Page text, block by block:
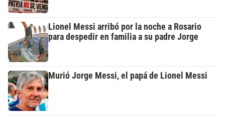
Lionel Messi arribó por la noche a Rosario
para despedir en familia a su padre Jorge
Murió Jorge Messi, el papá de Lionel Messi